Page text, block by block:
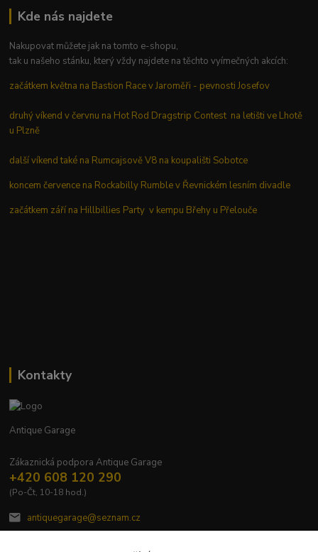
Kde nás najdete
Nakupovat můžete jak na tomto e-shopu,
tak u našeho stánku, který vždy najdete na těchto vyímečných akcích:
začátkem května na Bastion Race v Jaroměři - pevnosti Josefov
druhý víkend v červnu na Hot Rod Dragstrip Contest na letišti ve Lhotě
u Plzně
další víkend také na Rumcajsově V8 na koupališti Sobotce
koncem července na Rockabilly Rumble v Řevnickém lesním divadle
začátkem září na Hillbillies Party v kempu Břehy u Přelouče
Kontakty
Antique Garage
Zákaznická podpora Antique Garage
+420 608 120 290
(Po-Čt, 10-18 hod.)
antiquegarage@seznam.cz